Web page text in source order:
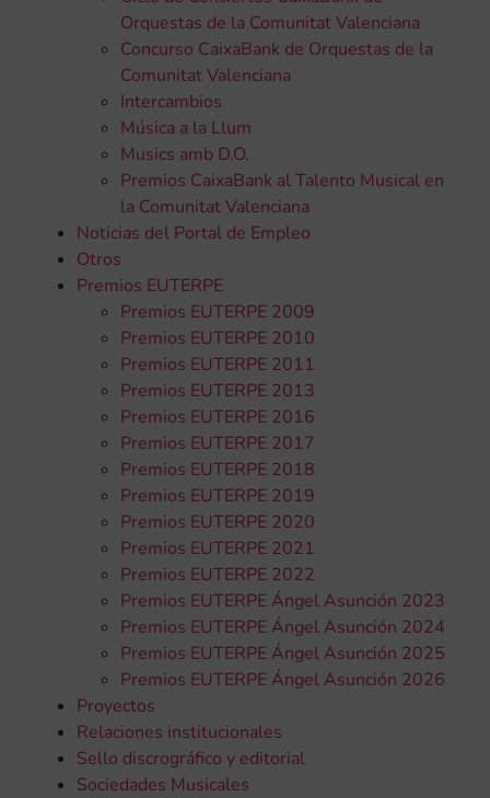
Orquestas de la Comunitat Valenciana
Concurso CaixaBank de Orquestas de la
Comunitat Valenciana
Intercambios
Música a la Llum
Musics amb D.O.
Premios CaixaBank al Talento Musical en
la Comunitat Valenciana
Noticias del Portal de Empleo
Otros
Premios EUTERPE
Premios EUTERPE 2009
Premios EUTERPE 2010
Premios EUTERPE 2011
Premios EUTERPE 2013
Premios EUTERPE 2016
Premios EUTERPE 2017
Premios EUTERPE 2018
Premios EUTERPE 2019
Premios EUTERPE 2020
Premios EUTERPE 2021
Premios EUTERPE 2022
Premios EUTERPE Ángel Asunción 2023
Premios EUTERPE Ángel Asunción 2024
Premios EUTERPE Ángel Asunción 2025
Premios EUTERPE Ángel Asunción 2026
Proyectos
Relaciones institucionales
Sello discrográfico y editorial
Sociedades Musicales